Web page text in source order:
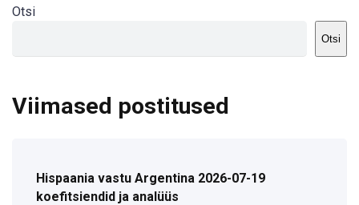
Otsi
Otsi
Viimased postitused
Hispaania vastu Argentina 2026-07-19
koefitsiendid ja analüüs